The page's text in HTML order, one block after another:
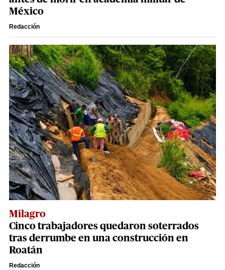
México
Redacción
Milagro
Cinco trabajadores quedaron soterrados
tras derrumbe en una construcción en
Roatán
Redacción